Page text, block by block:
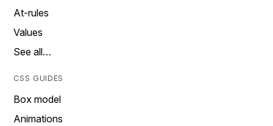
At-rules
Values
See all…
CSS GUIDES
Box model
Animations